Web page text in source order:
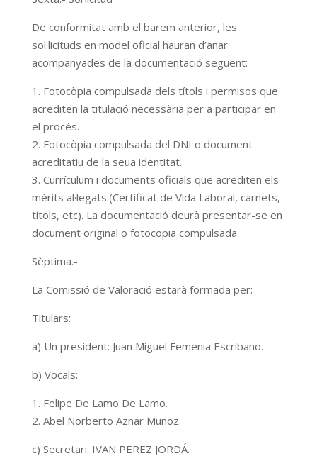
De conformitat amb el barem anterior, les
sol·licituds en model oficial hauran d’anar
acompanyades de la documentació següent:
1. Fotocòpia compulsada dels títols i permisos que
acrediten la titulació necessària per a participar en
el procés.
2. Fotocòpia compulsada del DNI o document
acreditatiu de la seua identitat.
3. Currículum i documents oficials que acrediten els
mèrits al·legats.(Certificat de Vida Laboral, carnets,
títols, etc). La documentació deurà presentar-se en
document original o fotocopia compulsada.
Sèptima.-
La Comissió de Valoració estarà formada per:
Titulars:
a) Un president: Juan Miguel Femenia Escribano.
b) Vocals:
1. Felipe De Lamo De Lamo.
2. Abel Norberto Aznar Muñoz.
c) Secretari: IVAN PEREZ JORDÁ.